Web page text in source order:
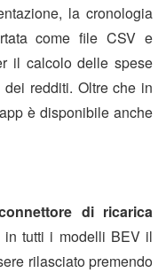
la cronologia
come file CSV e
il calcolo delle spese
redditi. Oltre che in
è disponibile anche
di ricarica
in tutti i modelli BEV il
rilasciato premendo